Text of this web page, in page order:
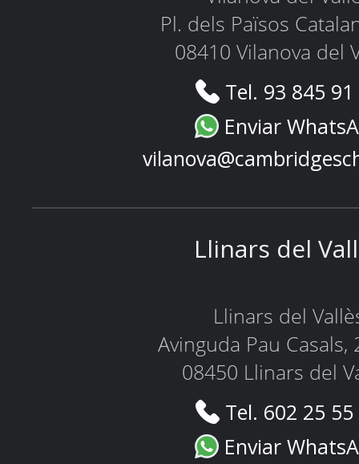
Pl. dels Països
08410 Vilanova del
Tel. 93 845
Enviar
Llinars del
Llinars del
Avinguda Pau Casals,
08450 Llinars del
Tel. 602 25
Enviar